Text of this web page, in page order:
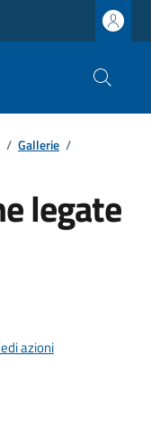
/ Gallerie /
legate
azioni